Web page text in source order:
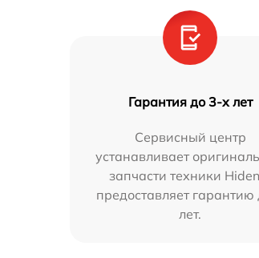
Гарантия до 3-х лет
Сервисный центр
устанавливает
запчасти техники
предоставляет гарантию
лет.